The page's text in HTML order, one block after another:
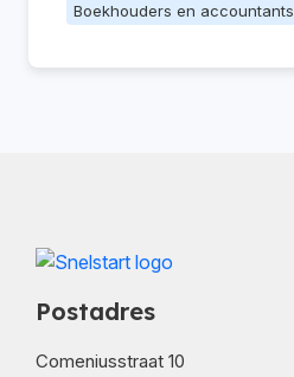
Boekhouders en accountants
Postadres
Comeniusstraat 10